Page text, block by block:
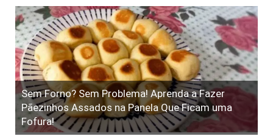
Sem Forno? Sem Problema! Aprenda a Fazer
Pãezinhos Assados na Panela Que Ficam uma
Fofura!